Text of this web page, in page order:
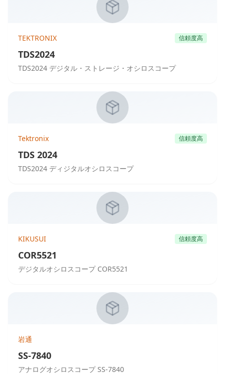
TEKTRONIX 信頼度高
TDS2024
TDS2024 デジタル・ストレージ・オシロスコープ
Tektronix 信頼度高
TDS 2024
TDS2024 ディジタルオシロスコープ
KIKUSUI 信頼度高
COR5521
デジタルオシロスコープ COR5521
岩通
SS-7840
アナログオシロスコープ SS-7840